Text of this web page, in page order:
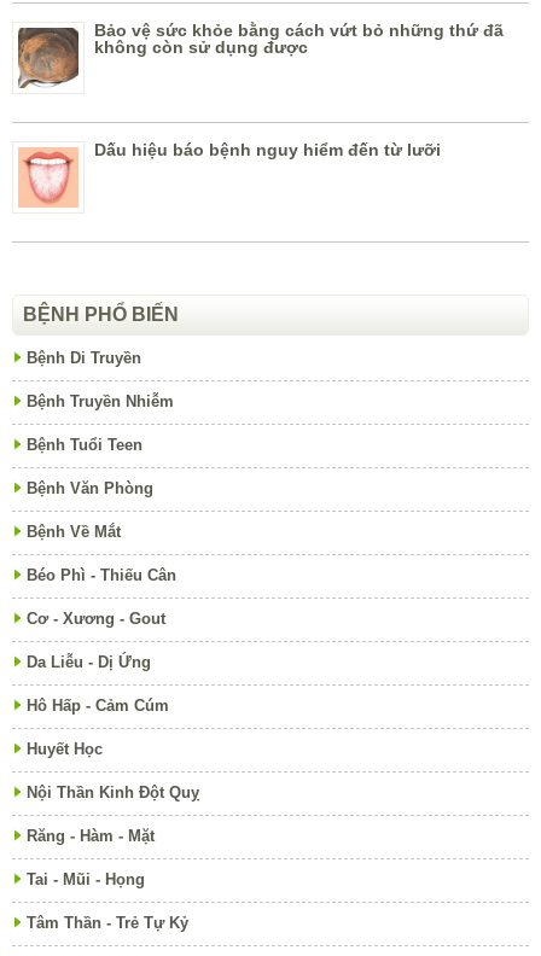
Bảo vệ sức khỏe bằng cách vứt bỏ những thứ đã
không còn sử dụng được
Dấu hiệu báo bệnh nguy hiểm đến từ lưỡi
BỆNH PHỔ BIẾN
Bệnh Di Truyền
Bệnh Truyền Nhiễm
Bệnh Tuổi Teen
Bệnh Văn Phòng
Bệnh Về Mắt
Béo Phì - Thiếu Cân
Cơ - Xương - Gout
Da Liễu - Dị Ứng
Hô Hấp - Cảm Cúm
Huyết Học
Nội Thần Kinh Đột Quỵ
Răng - Hàm - Mặt
Tai - Mũi - Họng
Tâm Thần - Trẻ Tự Kỷ